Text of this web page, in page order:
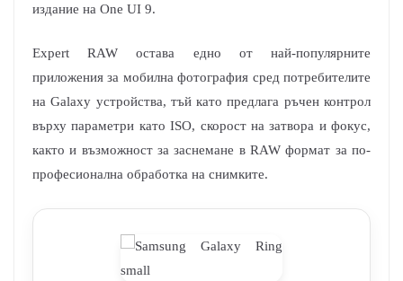
издание на One UI 9.
Expert RAW остава едно от най-популярните
приложения за мобилна фотография сред потребителите
на Galaxy устройства, тъй като предлага ръчен контрол
върху параметри като ISO, скорост на затвора и фокус,
както и възможност за заснемане в RAW формат за по-
професионална обработка на снимките.